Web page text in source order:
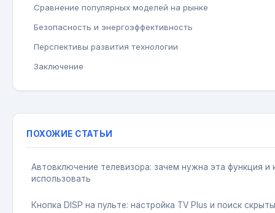
Сравнение популярных моделей на рынке
Безопасность и энергоэффективность
Перспективы развития технологии
Заключение
ПОХОЖИЕ СТАТЬИ
Автовключение телевизора: зачем нужна эта функция и
использовать
Кнопка DISP на пульте: настройка TV Plus и поиск